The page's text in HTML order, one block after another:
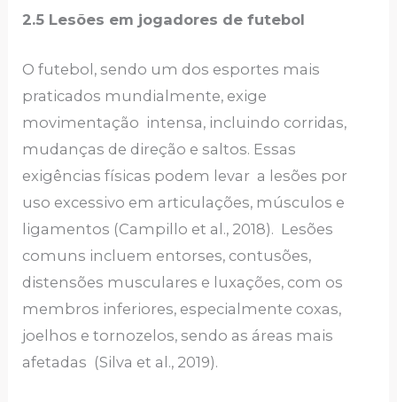
2.5 Lesões em jogadores de futebol
O futebol, sendo um dos esportes mais
praticados mundialmente, exige
movimentação intensa, incluindo corridas,
mudanças de direção e saltos. Essas
exigências físicas podem levar a lesões por
uso excessivo em articulações, músculos e
ligamentos (Campillo et al., 2018). Lesões
comuns incluem entorses, contusões,
distensões musculares e luxações, com os
membros inferiores, especialmente coxas,
joelhos e tornozelos, sendo as áreas mais
afetadas (Silva et al., 2019).